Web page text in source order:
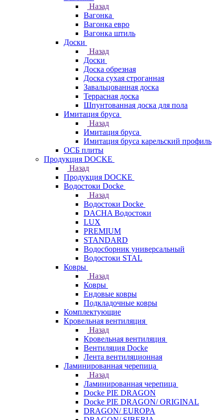
Назад
Вагонка
Вагонка евро
Вагонка штиль
Доски
Назад
Доски
Доска обрезная
Доска сухая строганная
Завальцованная доска
Террасная доска
Шпунтованная доска для пола
Имитация бруса
Назад
Имитация бруса
Имитация бруса карельский профиль
ОСБ плиты
Продукция DOCKE
Назад
Продукция DOCKE
Водостоки Docke
Назад
Водостоки Docke
DACHA Водостоки
LUX
PREMIUM
STANDARD
Водосборник универсальный
Водостоки STAL
Ковры
Назад
Ковры
Ендовые ковры
Подкладочные ковры
Комплектующие
Кровельная вентиляция
Назад
Кровельная вентиляция
Вентиляция Docke
Лента вентиляционная
Ламинированная черепица
Назад
Ламинированная черепица
Docke PIE DRAGON
Docke PIE DRAGON/ ORIGINAL
DRAGON/ EUROPA